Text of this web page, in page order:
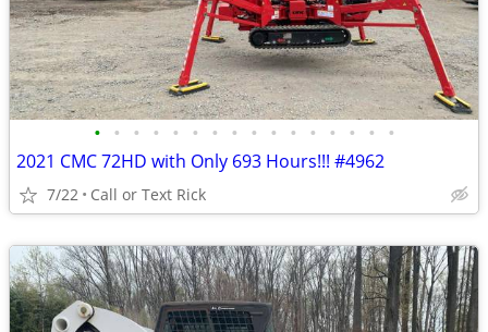
• • • • • • • • • • • • • • • •
2021 CMC 72HD with Only 693 Hours!!! #4962
7/22 Call or Text Rick